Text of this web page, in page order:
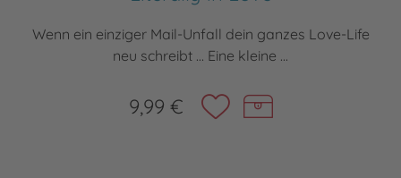
Wenn ein einziger Mail-Unfall dein ganzes Love-Life
neu schreibt … Eine kleine ...
9,99 €